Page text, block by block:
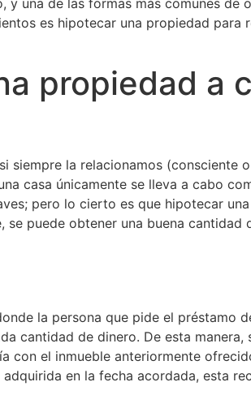
una de las formas más comunes de
es hipotecar una propiedad para
propiedad a
siempre la relacionamos (consciente
casa únicamente se lleva a cabo
pero lo cierto es que hipotecar
puede obtener una buena
la persona que pide el préstamo
cantidad de dinero. De esta
con el inmueble anteriormente
en la fecha acordada, esta